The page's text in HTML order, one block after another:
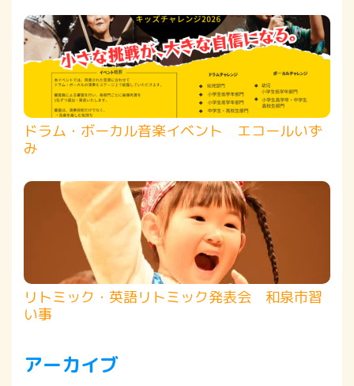
ドラム・ボーカル音楽イベント エコールいず
み
リトミック・英語リトミック発表会 和泉市習
い事
アーカイブ